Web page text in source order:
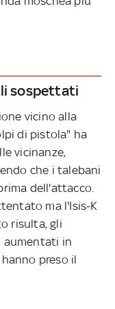
sospettati
vicino alla
di pistola" ha
vicinanze,
che i talebani
dell'attacco.
ma l'Isis-K
risulta, gli
aumentati in
preso il